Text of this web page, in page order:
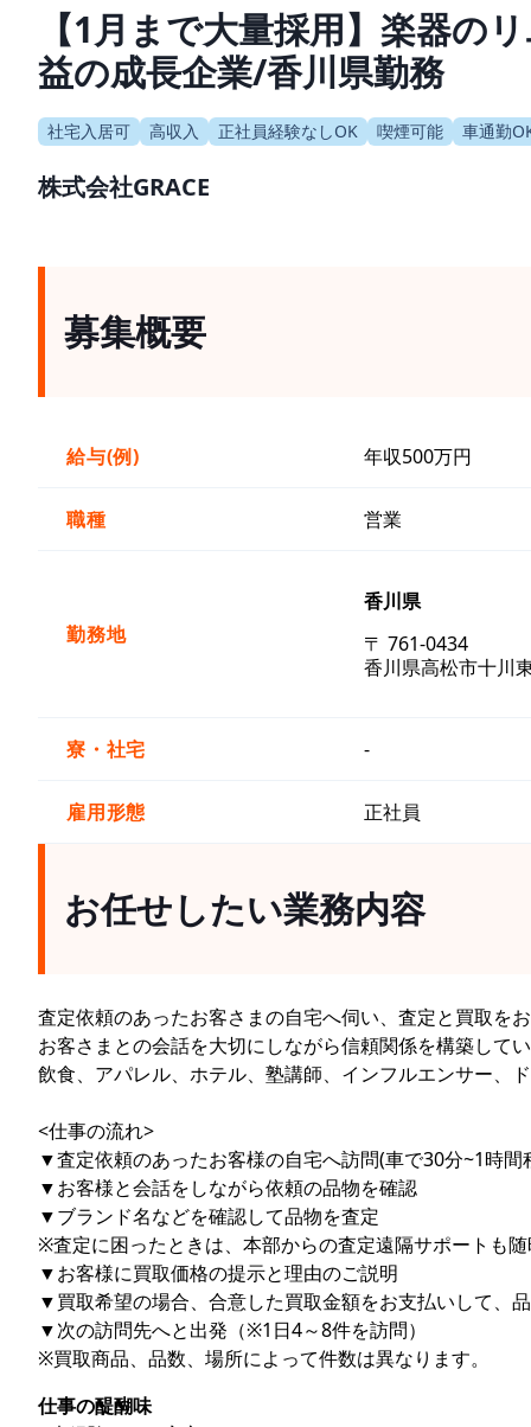
【1月まで大量採用】楽器の
益の成長企業/香川県勤務
社宅入居可 高収入 正社員経験なしOK 喫煙可能 車通勤
株式会社GRACE
募集概要
給与(例) 年収500万円
職種 営業
勤務地
香川県
〒 761-0434
香川県高松市十川
寮・社宅 -
雇用形態 正社員
お任せしたい業務内容
査定依頼のあったお客さまの自宅へ伺い、査定と買取を
お客さまとの会話を大切にしながら信頼関係を構築して
飲食、アパレル、ホテル、塾講師、インフルエンサー、
<仕事の流れ>
▼査定依頼のあったお客様の自宅へ訪問(車で30分~1時
▼お客様と会話をしながら依頼の品物を確認
▼ブランド名などを確認して品物を査定
※査定に困ったときは、本部からの査定遠隔サポートも
▼お客様に買取価格の提示と理由のご説明
▼買取希望の場合、合意した買取金額をお支払いして、
▼次の訪問先へと出発（※1日4～8件を訪問）
※買取商品、品数、場所によって件数は異なります。
仕事の醍醐味